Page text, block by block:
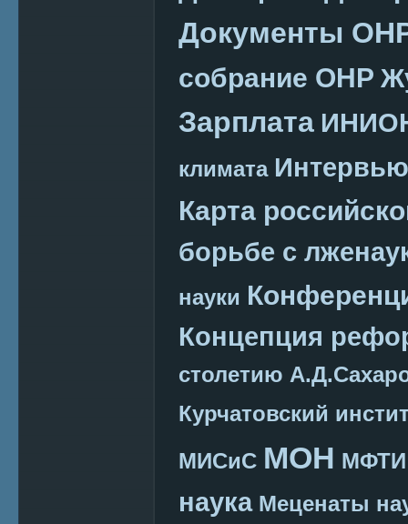
Документы
собрание ОНР
Зарплата
климата Интервью
Карта
борьбе с
науки
Концепция
столетию
Курчатовский
МИСиС МОН МФТИ
наука Меценаты